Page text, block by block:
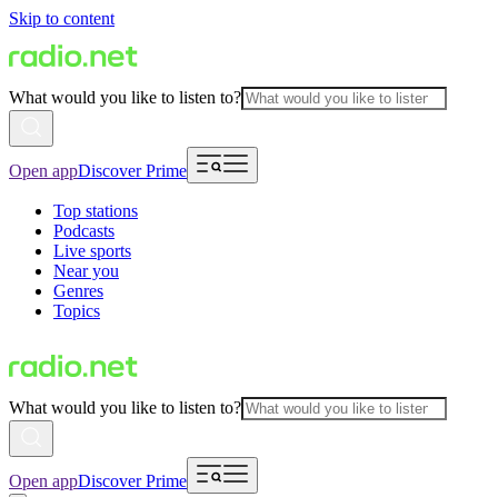
Skip to content
What would you like to listen to?
Open appDiscover Prime
Top stations
Podcasts
Live sports
Near you
Genres
Topics
What would you like to listen to?
Open appDiscover Prime